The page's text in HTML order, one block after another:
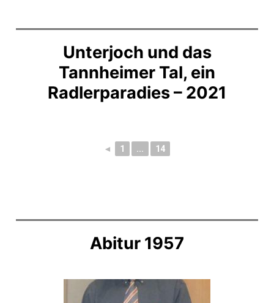
Unterjoch und das
Tannheimer Tal, ein
Radlerparadies – 2021
◄ 1 ... 14
Abitur 1957